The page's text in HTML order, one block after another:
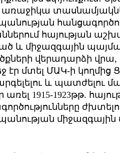
առաջիկա
հայության
և միջազգային
վերադարձի
էր մտել ՄԱԿ-ի
և պատժելու
1915-1923թթ.